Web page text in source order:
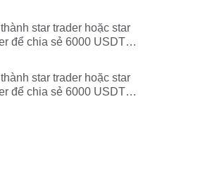
trader/follower
thành star trader hoặc star
để chia sẻ 6000 USDT
trader/follower
thành star trader hoặc star
để chia sẻ 6000 USDT